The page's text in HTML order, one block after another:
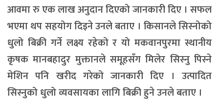
आवमा रु एक लाख अनुदान दिएको जानकारी दिए । सफल
भएमा थप सहयोग दिइने उनले बताए । किसानले सिस्नोको
धुलो बिक्री गर्ने लक्ष्य रहेको र यो मकवानपुरमा स्थानीय
कृषक मानबहादुर मुक्तानले समूहसँग मिलेर सिस्नु पिस्ने
मेशिन पनि खरीद गरेको जानकारी दिए । उत्पादित
सिस्नुको धुलो व्यवसायका लागि बिक्री हुने उनले बताए ।